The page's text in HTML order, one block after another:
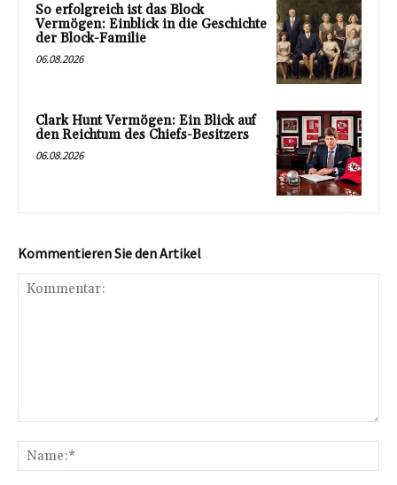
So erfolgreich ist das Block
Vermögen: Einblick in die Geschichte
der Block-Familie
06.08.2026
Clark Hunt Vermögen: Ein Blick auf
den Reichtum des Chiefs-Besitzers
06.08.2026
Kommentieren Sie den Artikel